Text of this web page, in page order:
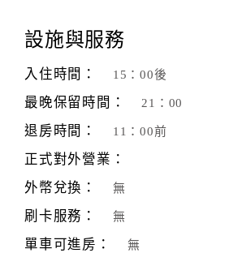
旅
伴
劃
商
品
傳
設施與服務
入住時間： 15：00後
最晚保留時間： 21：00
退房時間： 11：00前
正式對外營業：
外幣兌換：
無
刷卡服務： 無
單車可進房： 無